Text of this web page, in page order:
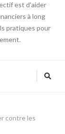
est d'aider
à long
pratiques pour
contre les